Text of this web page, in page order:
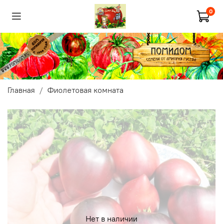
0
Главная Фиолетовая комната
Нет в наличии